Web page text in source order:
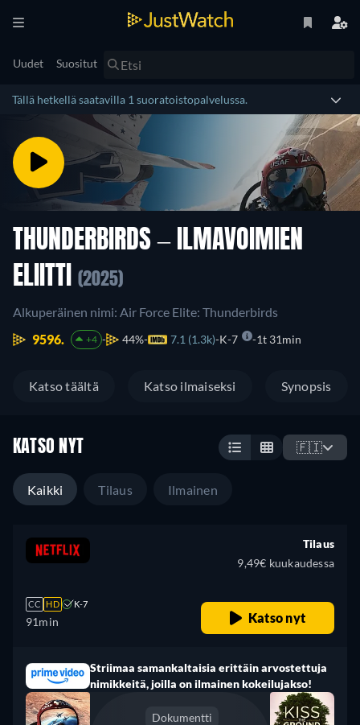
Uudet Suositut
Tällä hetkellä saatavilla 1 suoratoistopalvelussa.
THUNDERBIRDS – ILMAVOIMIEN
ELIITTI
(2025)
Alkuperäinen nimi: Air Force Elite: Thunderbirds
9596.
+4 44% 7.1 (1.3k) K-7 1t 31min
Katso täältä Katso ilmaiseksi Synopsis
KATSO NYT 🇫🇮
Kaikki Tilaus Ilmainen
CC HD K-7
91min
Tilaus
9,49€ kuukaudessa
Katso nyt
Striimaa samankaltaisia erittäin arvostettuja
nimikkeitä, joilla on ilmainen kokeilujakso!
Dokumentti